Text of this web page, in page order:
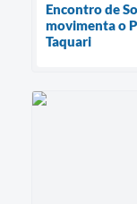
Encontro de
movimenta o
Taquari